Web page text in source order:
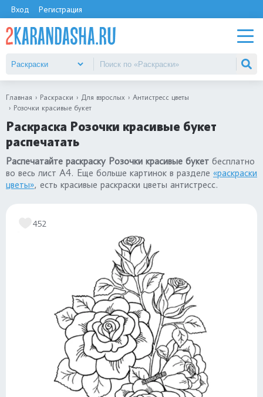
Вход Регистрация
Главная Раскраски Для взрослых
Антистресс цветы
Розочки красивые букет
Раскраска Розочки красивые букет
распечатать
Распечатайте раскраску Розочки красивые букет бесплатно
во весь лист А4. Еще больше картинок в разделе «раскраски
цветы», есть красивые раскраски цветы антистресс.
452